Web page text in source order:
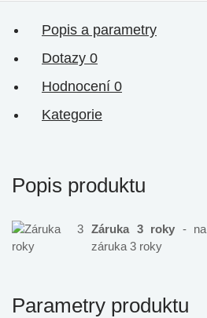
Popis a parametry
Dotazy 0
Hodnocení 0
Kategorie
Popis produktu
Záruka 3 roky - na
záruka 3 roky
Parametry produktu